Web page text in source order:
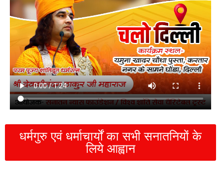
धर्मगुरु एवं धर्माचार्यों का सभी सनातनियों के
लिये आह्वान